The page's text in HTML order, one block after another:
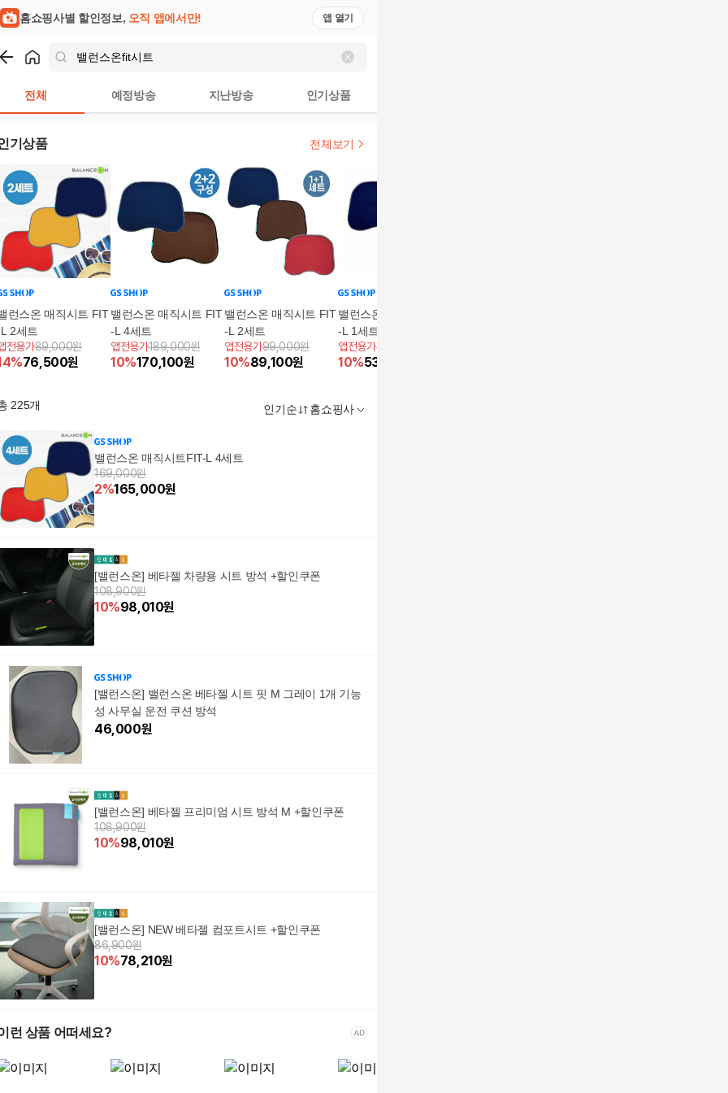
홈쇼핑사별 할인정보, 오직 앱에서만! 앱 열기
전체 예정방송 지난방송 인기상품
기상품 전체보기
런스온 매직시트 FIT
2세트
전용가89,000원
%76,500원
밸런스온 매직시트 FIT
-L 4세트
앱전용가189,000원
10%170,100원
밸런스온 매직시트 FIT
-L 2세트
앱전용가99,000원
10%89,100원
밸런스온 매직시트 FIT
-L 1세트
앱전용가59,000원
10%53,100
225개 인기순 홈쇼핑사
밸런스온 매직시트FIT-L 4세트
169,000원
2%165,000원
[밸런스온] 베타젤 차량용 시트 방석 +할인쿠폰
108,900원
10%98,010원
[밸런스온] 밸런스온 베타젤 시트 핏 M 그레이 1개 기능
성 사무실 운전 쿠션 방석
46,000원
[밸런스온] 베타젤 프리미엄 시트 방석 M +할인쿠폰
108,900원
10%98,010원
[밸런스온] NEW 베타젤 컴포트시트 +할인쿠폰
86,900원
10%78,210원
런 상품 어떠세요?